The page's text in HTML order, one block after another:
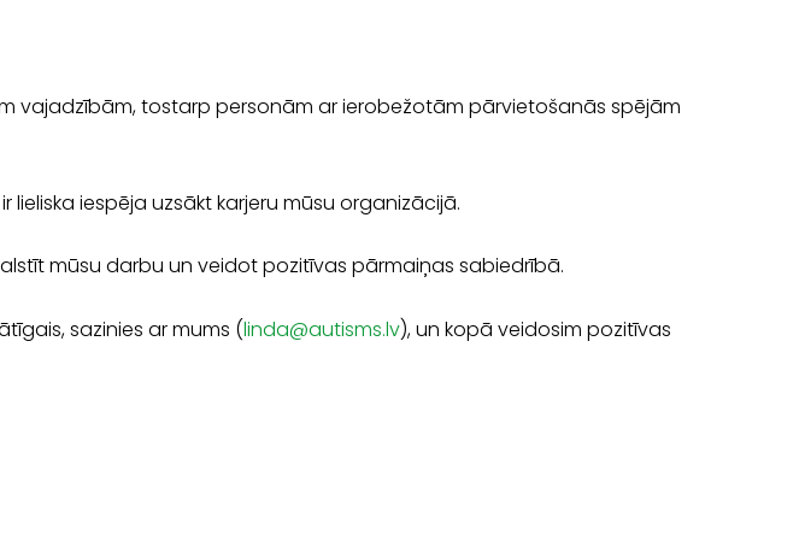
vajadzībām, tostarp personām ar ierobežotām pārvietošanās spējām
iespēja uzsākt karjeru mūsu organizācijā.
mūsu darbu un veidot pozitīvas pārmaiņas sabiedrībā.
sazinies ar mums (linda@autisms.lv), un kopā veidosim pozitīvas